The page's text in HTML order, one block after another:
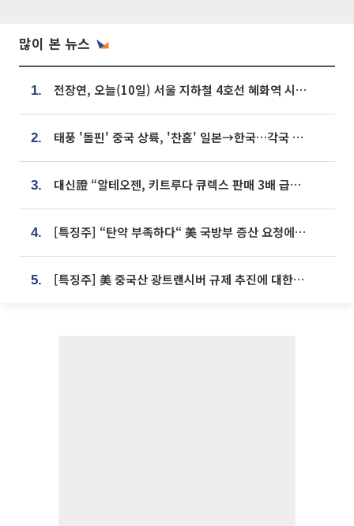
많이 본 뉴스
1. 전장연, 오늘(10일) 서울 지하철 4호선 혜화역 시위…1호선 용산역 무정차
2. 태풍 '돌핀' 중국 상륙, '찬홈' 일본→한국…각국 기상청 예상 경로는?
3. 대신證 “알테오젠, 키트루다 큐렉스 판매 3배 급증…목표가 41만원 상향”
4. [특징주] “탄약 부족하다“ 美 국방부 증산 요청에⋯국내 방산주 급등세
5. [특징주] 美 중국산 광트랜시버 규제 추진에 대한광통신 등 광통신株 강세